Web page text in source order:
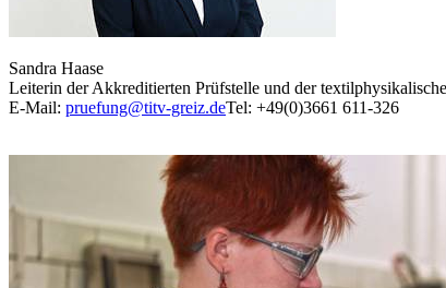
Sandra Haase
Leiterin der Akkreditierten Prüfstelle und der
E-Mail: pruefung@titv-greiz.deTel: +49(0)3661 611-326